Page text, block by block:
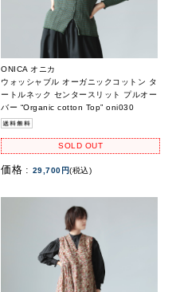
ONICA オニカ
ウォッシャブル オーガニックコットン タ
ートルネック センタースリット プルオー
バー “Organic cotton Top” oni030
SOLD OUT
価格 : 29,700円(税込)